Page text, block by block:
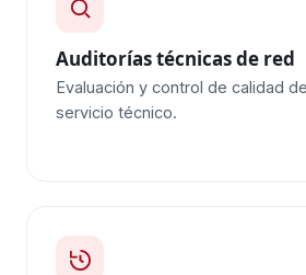
Auditorías técnicas de red
Evaluación y control de calidad
servicio técnico.